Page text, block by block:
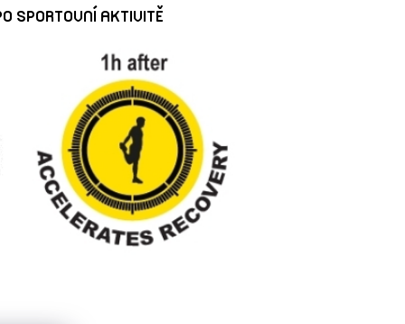
SPORTOVNÍ AKTIVITĚ